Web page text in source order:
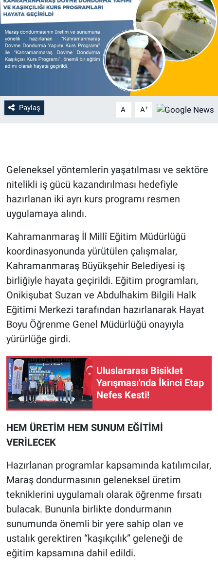
Paylaş A- A+
Geleneksel yöntemlerin yaşatılması ve sektöre
nitelikli iş gücü kazandırılması hedefiyle
hazırlanan iki ayrı kurs programı resmen
uygulamaya alındı.
Kahramanmaraş İl Millî Eğitim Müdürlüğü
koordinasyonunda yürütülen çalışmalar,
Kahramanmaraş Büyükşehir Belediyesi iş
birliğiyle hayata geçirildi. Eğitim programları,
Onikişubat Suzan ve Abdulhakim Bilgili Halk
Eğitimi Merkezi tarafından hazırlanarak Hayat
Boyu Öğrenme Genel Müdürlüğü onayıyla
yürürlüğe girdi.
Uluslararası Bisiklet
Yarışması'nda İkinci Etap
Nefes Kesti!
HEM ÜRETİM HEM SUNUM EĞİTİMİ
VERİLECEK
Hazırlanan programlar kapsamında katılımcılar,
Maraş dondurmasının geleneksel üretim
tekniklerini uygulamalı olarak öğrenme fırsatı
bulacak. Bununla birlikte dondurmanın
sunumunda önemli bir yere sahip olan ve
ustalık gerektiren “kaşıkçılık” geleneği de
eğitim kapsamına dahil edildi.